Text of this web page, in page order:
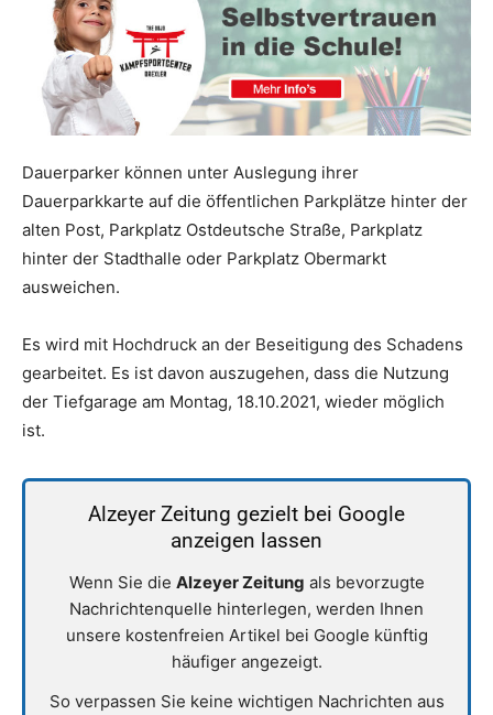
Dauerparker können unter Auslegung ihrer
Dauerparkkarte auf die öffentlichen Parkplätze hinter der
alten Post, Parkplatz Ostdeutsche Straße, Parkplatz
hinter der Stadthalle oder Parkplatz Obermarkt
ausweichen.
Es wird mit Hochdruck an der Beseitigung des Schadens
gearbeitet. Es ist davon auszugehen, dass die Nutzung
der Tiefgarage am Montag, 18.10.2021, wieder möglich
ist.
Alzeyer Zeitung gezielt bei Google
anzeigen lassen
Wenn Sie die Alzeyer Zeitung als bevorzugte
Nachrichtenquelle hinterlegen, werden Ihnen
unsere kostenfreien Artikel bei Google künftig
häufiger angezeigt.
So verpassen Sie keine wichtigen Nachrichten aus